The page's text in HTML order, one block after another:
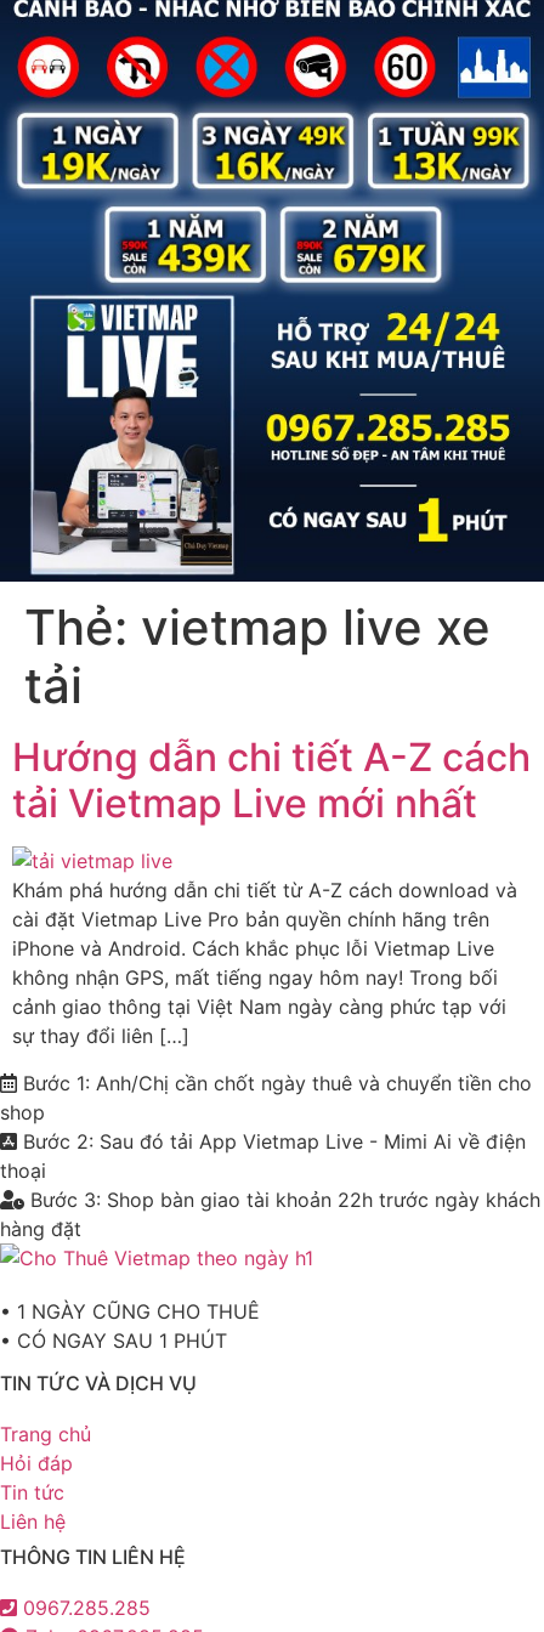
Thẻ: vietmap live xe
tải
Hướng dẫn chi tiết A-Z cách
tải Vietmap Live mới nhất
Khám phá hướng dẫn chi tiết từ A-Z cách download và
cài đặt Vietmap Live Pro bản quyền chính hãng trên
iPhone và Android. Cách khắc phục lỗi Vietmap Live
không nhận GPS, mất tiếng ngay hôm nay! Trong bối
cảnh giao thông tại Việt Nam ngày càng phức tạp với
sự thay đổi liên […]
Bước 1: Anh/Chị cần chốt ngày thuê và chuyển tiền cho
shop
Bước 2: Sau đó tải App Vietmap Live - Mimi Ai về điện
thoại
Bước 3: Shop bàn giao tài khoản 22h trước ngày khách
hàng đặt
• 1 NGÀY CŨNG CHO THUÊ
• CÓ NGAY SAU 1 PHÚT
TIN TỨC VÀ DỊCH VỤ
Trang chủ
Hỏi đáp
Tin tức
Liên hệ
THÔNG TIN LIÊN HỆ
0967.285.285